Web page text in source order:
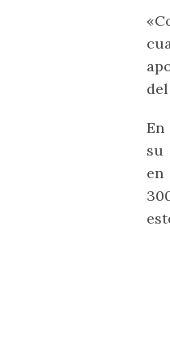
En
su
en